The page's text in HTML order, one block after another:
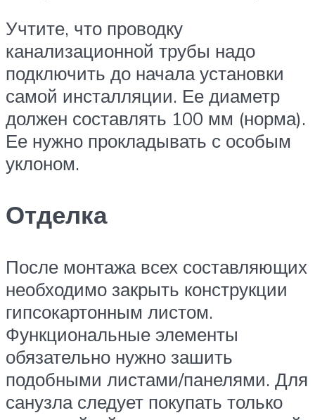
Учтите, что проводку
канализационной трубы надо
подключить до начала установки
самой инсталляции. Ее диаметр
должен составлять 100 мм (норма).
Ее нужно прокладывать с особым
уклоном.
Отделка
После монтажа всех составляющих
необходимо закрыть конструкции
гипсокартонным листом.
Функциональные элементы
обязательно нужно зашить
подобными листами/панелями. Для
санузла следует покупать только